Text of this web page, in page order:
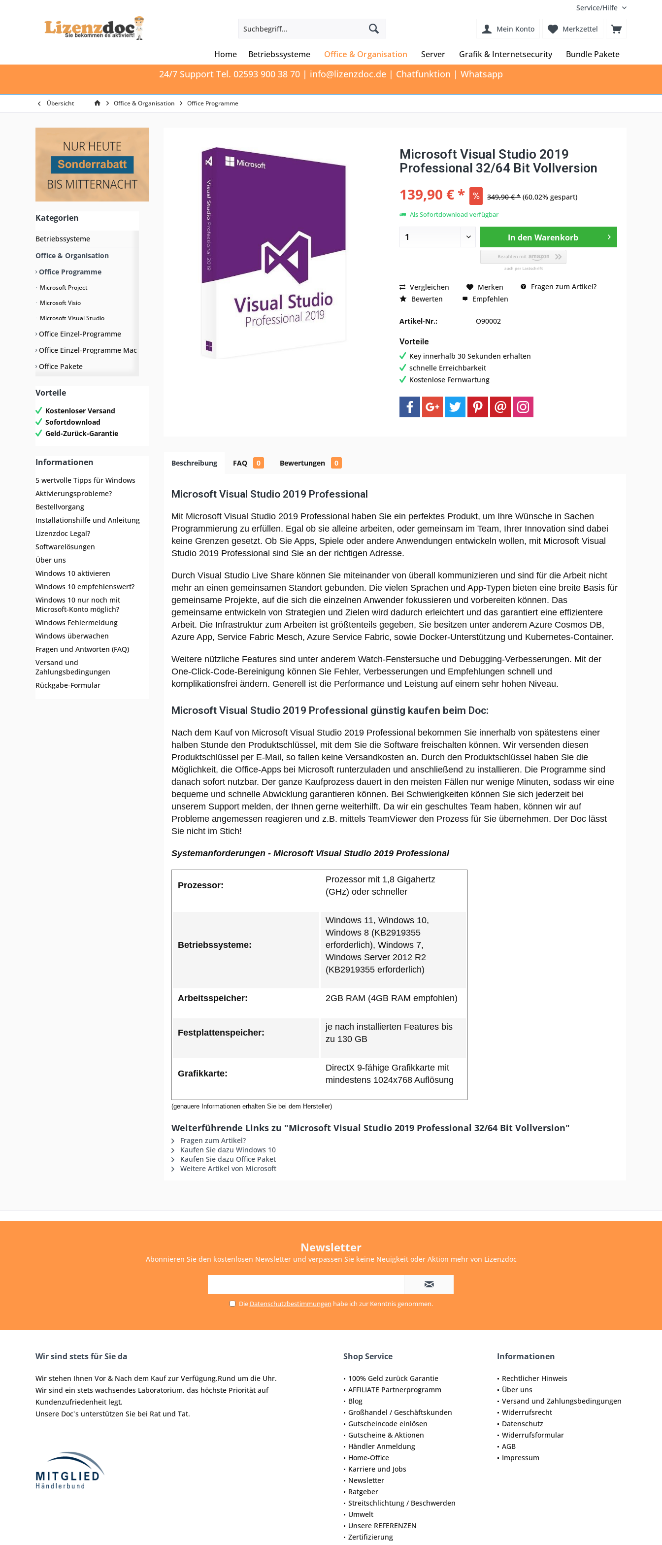
Service/Hilfe
Merkzettel
Mein Konto
Home Betriebssysteme Office & Organisation Server Grafik & Internetsecurity Bundle Pakete
24/7 Support Tel. 02593 900 38 70 | info@lizenzdoc.de | Chatfunktion | Whatsapp
Übersicht Office & Organisation Office Programme
Kategorien
Betriebssysteme
Office & Organisation
Office Programme
Microsoft Project
Microsoft Visio
Microsoft Visual Studio
Office Einzel-Programme
Office Einzel-Programme Mac
Office Pakete
Grafik & Internetsecurity
Bundle Pakete
Vorteile
Kostenloser Versand
Sofortdownload
Geld-Zurück-Garantie
Informationen
5 wertvolle Tipps für Windows
Aktivierungsprobleme?
Bestellvorgang
Installationshilfe und Anleitung
Lizenzdoc Legal?
Softwarelösungen
Über uns
Windows 10 aktivieren
Windows 10 empfehlenswert?
Windows 10 nur noch mit
Microsoft-Konto möglich?
Windows Fehlermeldung
Windows überwachen
Fragen und Antworten (FAQ)
Versand und
Zahlungsbedingungen
Rückgabe-Formular
Microsoft Visual Studio 2019
Professional 32/64 Bit Vollversion
139,90 € * 349,90 € * (60,02% gespart)
Als Sofortdownload verfügbar
In den Warenkorb
Vergleichen Merken
Fragen zum Artikel?
Bewerten
Empfehlen
Artikel-Nr.: O90002
Vorteile
Key innerhalb 30 Sekunden erhalten
schnelle Erreichbarkeit
Kostenlose Fernwartung
Beschreibung FAQ 0 Bewertungen 0
Microsoft Visual Studio 2019 Professional
Mit Microsoft Visual Studio 2019 Professional haben Sie ein perfektes Produkt, um Ihre Wünsche in Sachen
Programmierung zu erfüllen. Egal ob sie alleine arbeiten, oder gemeinsam im Team, Ihrer Innovation sind dabei
keine Grenzen gesetzt. Ob Sie Apps, Spiele oder andere Anwendungen entwickeln wollen, mit Microsoft Visual
Studio 2019 Professional sind Sie an der richtigen Adresse.
Durch Visual Studio Live Share können Sie miteinander von überall kommunizieren und sind für die Arbeit nicht
mehr an einen gemeinsamen Standort gebunden. Die vielen Sprachen und App-Typen bieten eine breite Basis für
gemeinsame Projekte, auf die sich die einzelnen Anwender fokussieren und vorbereiten können. Das
gemeinsame entwickeln von Strategien und Zielen wird dadurch erleichtert und das garantiert eine effizientere
Arbeit. Die Infrastruktur zum Arbeiten ist größtenteils gegeben, Sie besitzen unter anderem Azure Cosmos DB,
Azure App, Service Fabric Mesch, Azure Service Fabric, sowie Docker-Unterstützung und Kubernetes-Container.
Weitere nützliche Features sind unter anderem Watch-Fenstersuche und Debugging-Verbesserungen. Mit der
One-Click-Code-Bereinigung können Sie Fehler, Verbesserungen und Empfehlungen schnell und
komplikationsfrei ändern. Generell ist die Performance und Leistung auf einem sehr hohen Niveau.
Microsoft Visual Studio 2019 Professional günstig kaufen beim Doc:
Nach dem Kauf von Microsoft Visual Studio 2019 Professional bekommen Sie innerhalb von spätestens einer
halben Stunde den Produktschlüssel, mit dem Sie die Software freischalten können. Wir versenden diesen
Produktschlüssel per E-Mail, so fallen keine Versandkosten an. Durch den Produktschlüssel haben Sie die
Möglichkeit, die Office-Apps bei Microsoft runterzuladen und anschließend zu installieren. Die Programme sind
danach sofort nutzbar. Der ganze Kaufprozess dauert in den meisten Fällen nur wenige Minuten, sodass wir eine
bequeme und schnelle Abwicklung garantieren können. Bei Schwierigkeiten können Sie sich jederzeit bei
unserem Support melden, der Ihnen gerne weiterhilft. Da wir ein geschultes Team haben, können wir auf
Probleme angemessen reagieren und z.B. mittels TeamViewer den Prozess für Sie übernehmen. Der Doc lässt
Sie nicht im Stich!
Systemanforderungen - Microsoft Visual Studio 2019 Professional
Prozessor:
Prozessor mit 1,8 Gigahertz
(GHz) oder schneller
Betriebssysteme:
Windows 11, Windows 10,
Windows 8 (KB2919355
erforderlich), Windows 7,
Windows Server 2012 R2
(KB2919355 erforderlich)
Arbeitsspeicher: 2GB RAM (4GB RAM empfohlen)
Festplattenspeicher:
je nach installierten Features bis
zu 130 GB
Grafikkarte:
DirectX 9-fähige Grafikkarte mit
mindestens 1024x768 Auflösung
(genauere Informationen erhalten Sie bei dem Hersteller)
Weiterführende Links zu "Microsoft Visual Studio 2019 Professional 32/64 Bit Vollversion"
Fragen zum Artikel?
Kaufen Sie dazu Windows 10
Kaufen Sie dazu Office Paket
Weitere Artikel von Microsoft
Newsletter
Abonnieren Sie den kostenlosen Newsletter und verpassen Sie keine Neuigkeit oder Aktion mehr von Lizenzdoc
Die Datenschutzbestimmungen habe ich zur Kenntnis genommen.
Wir sind stets für Sie da
Wir stehen Ihnen Vor & Nach dem Kauf zur Verfügung.Rund um die Uhr.
Wir sind ein stets wachsendes Laboratorium, das höchste Priorität auf
Kundenzufriedenheit legt.
Unsere Doc`s unterstützen Sie bei Rat und Tat.
Shop Service
100% Geld zurück Garantie
AFFILIATE Partnerprogramm
Blog
Großhandel / Geschäftskunden
Gutscheincode einlösen
Gutscheine & Aktionen
Händler Anmeldung
Home-Office
Karriere und Jobs
Newsletter
Ratgeber
Streitschlichtung / Beschwerden
Umwelt
Unsere REFERENZEN
Zertifizierung
Informationen
Rechtlicher Hinweis
Über uns
Versand und Zahlungsbedingungen
Widerrufsrecht
Datenschutz
Widerrufsformular
AGB
Impressum